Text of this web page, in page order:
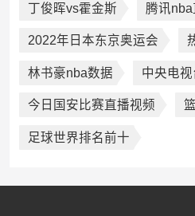
丁俊晖vs霍金斯 腾讯
2022年日本东京奥运会
林书豪nba数据 中央电
今日国安比赛直播视频
足球世界排名前十